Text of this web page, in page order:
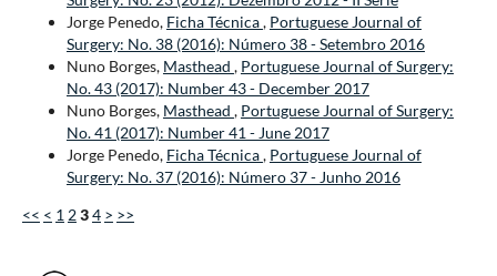
Jorge Penedo, Ficha Técnica, Portuguese Journal of
Surgery: No. 38 (2016): Número 38 - Setembro 2016
Nuno Borges, Masthead , Portuguese Journal of Surgery:
No. 43 (2017): Number 43 - December 2017
Nuno Borges, Masthead , Portuguese Journal of Surgery:
No. 41 (2017): Number 41 - June 2017
Jorge Penedo, Ficha Técnica, Portuguese Journal of
Surgery: No. 37 (2016): Número 37 - Junho 2016
<< < 1234 > >>